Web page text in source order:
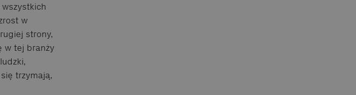
w
strony,
w tej branży
trzymają,